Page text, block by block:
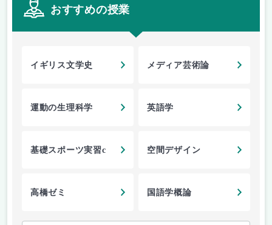
おすすめの授業
イギリス文学史 メディア芸術論
運動の生理科学 英語学
基礎スポーツ実習c 空間デザイン
高橋ゼミ 国語学概論